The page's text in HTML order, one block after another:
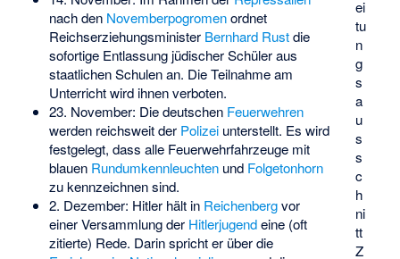
ei
tu
n
g
s
a
u
s
s
c
h
ni
tt
Z
nach den Novemberpogromenordnet
Reichserziehungsminister Bernhard Rustdie
sofortige Entlassung jüdischer Schüler aus
staatlichen Schulen an. Die Teilnahme am
Unterricht wird ihnen verboten.
23. November: Die deutschen Feuerwehren
werden reichsweit der Polizeiunterstellt. Es wird
festgelegt, dass alle Feuerwehrfahrzeuge mit
blauen Rundumkennleuchtenund Folgetonhorn
zu kennzeichnen sind.
2. Dezember: Hitler hält in Reichenbergvor
einer Versammlung der Hitlerjugendeine (oft
zitierte) Rede. Darin spricht er über die